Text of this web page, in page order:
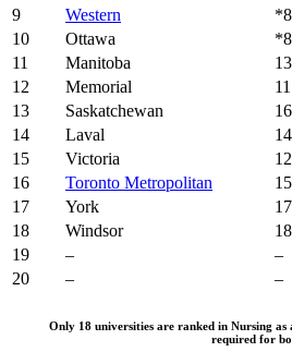
9
Western *8
10
Ottawa *8
11
Manitoba 13
12
Memorial 11
13
Saskatchewan 16
14
Laval 14
15
Victoria 12
16
Toronto Metropolitan 15
17
York 17
18
Windsor 18
19
– –
20
– –
Only 18 universities are ranked in Nursing as
required for